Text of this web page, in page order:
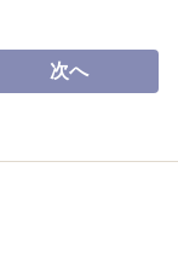
中途社員募集
次へ